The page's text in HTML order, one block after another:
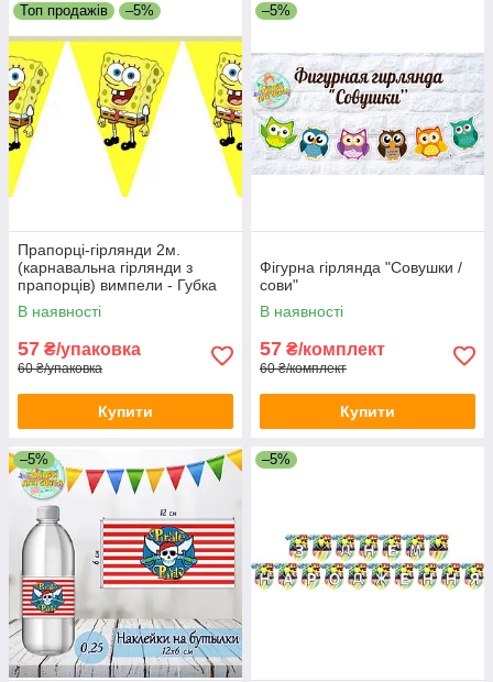
Топ продажів –5%
Прапорці-гірлянди 2м.
(карнавальна гірлянди з
прапорців) вимпели - Губка
Боб, Жовтий
В наявності
57 ₴/упаковка
60 ₴/упаковка
Купити
–5%
Фігурна гірлянда "Совушки /
сови"
В наявності
57 ₴/комплект
60 ₴/комплект
Купити
–5% –5%